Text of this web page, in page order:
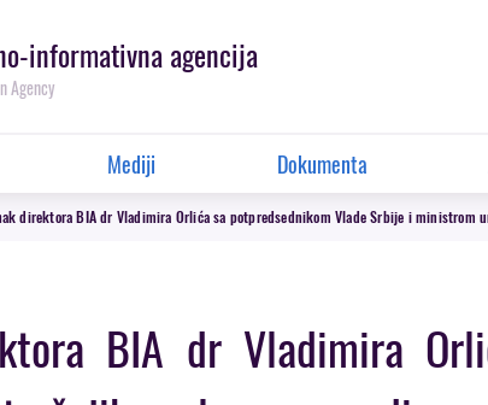
informativna agencija
Agency
Mediji Dokumenta
direktora BIA dr Vladimira Orlića sa potpredsednikom Vlade Srbije i ministrom
BIA dr Vladimira